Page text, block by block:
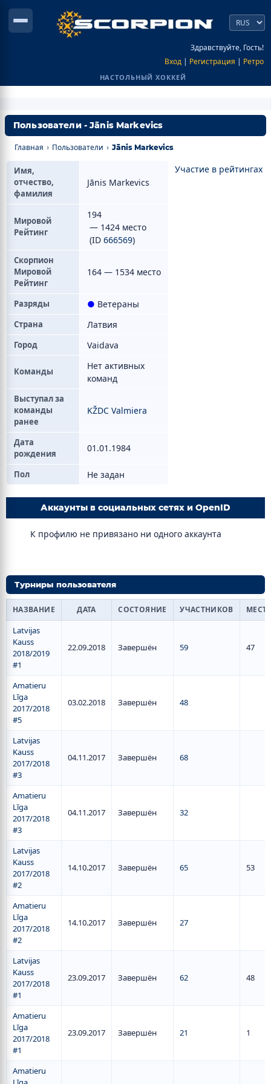
Здравствуйте, Гость!
Вход | Регистрация | Ретро
НАСТОЛЬНЫЙ ХОККЕЙ
Пользователи - Jānis Markevics
Главная › Пользователи › Jānis Markevics
Участие в рейтингах
Имя,
отчество,
фамилия
Jānis Markevics
Мировой
Рейтинг
194
— 1424 место
(ID 666569)
Скорпион
Мировой
Рейтинг
164 — 1534 место
Разряды ● Ветераны
Страна Латвия
Город Vaidava
Команды
Нет активных
команд
Выступал за
команды
ранее
KŽDC Valmiera
Дата
рождения
01.01.1984
Пол Не задан
Аккаунты в социальных сетях и OpenID
К профилю не привязано ни одного аккаунта
Турниры пользователя
НАЗВАНИЕ ДАТА СОСТОЯНИЕ УЧАСТНИКОВ
Latvijas
Kauss
2018/2019
#1
22.09.2018 Завершён 59 47
Amatieru
Līga
2017/2018
#5
03.02.2018 Завершён 48
Latvijas
Kauss
2017/2018
#3
04.11.2017 Завершён 68
Amatieru
Līga
2017/2018
#3
04.11.2017 Завершён 32
Latvijas
Kauss
2017/2018
#2
14.10.2017 Завершён 65 53
Amatieru
Līga
2017/2018
#2
14.10.2017 Завершён 27
Latvijas
Kauss
2017/2018
#1
23.09.2017 Завершён 62 48
Amatieru
Līga
2017/2018
#1
23.09.2017 Завершён 21 1
Amatieru